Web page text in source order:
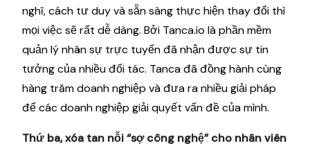
nghĩ, cách tư duy và sẵn sàng thực hiện thay đổi thì
mọi việc sẽ rất dễ dàng. Bởi Tanca.io là phần mềm
quản lý nhân sự trực tuyến đã nhận được sự tin
tưởng của nhiều đối tác. Tanca đã đồng hành cùng
hàng trăm doanh nghiệp và đưa ra nhiều giải pháp
để các doanh nghiệp giải quyết vấn đề của mình.
Thứ ba, xóa tan nỗi “sợ công nghệ” cho nhân viên